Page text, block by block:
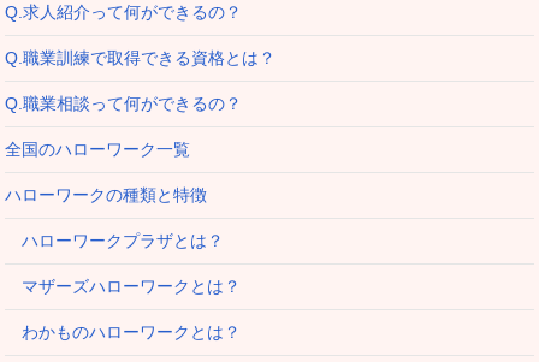
Q.求人紹介って何ができるの？
Q.職業訓練で取得できる資格とは？
Q.職業相談って何ができるの？
全国のハローワーク一覧
ハローワークの種類と特徴
ハローワークプラザとは？
マザーズハローワークとは？
わかものハローワークとは？